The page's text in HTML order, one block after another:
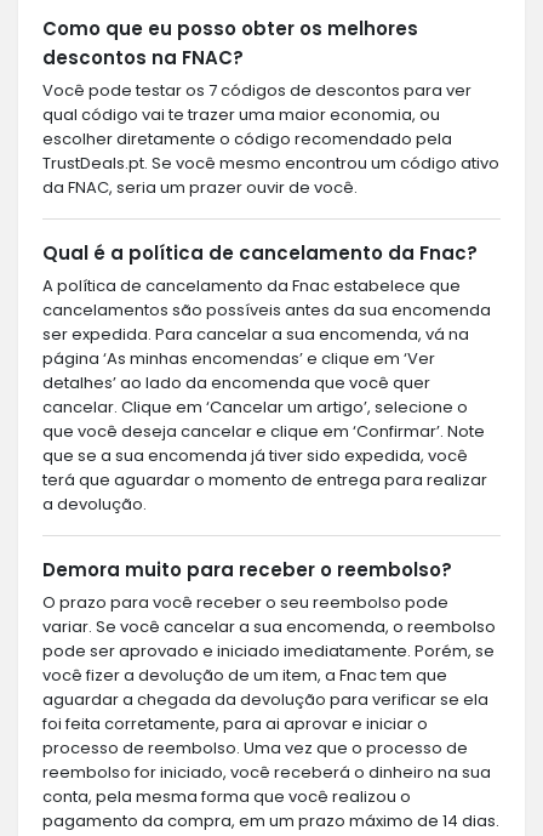
Como que eu posso obter os melhores
descontos na FNAC?
Você pode testar os 7 códigos de descontos para ver
qual código vai te trazer uma maior economia, ou
escolher diretamente o código recomendado pela
TrustDeals.pt. Se você mesmo encontrou um código ativo
da FNAC, seria um prazer ouvir de você.
Qual é a política de cancelamento da Fnac?
A política de cancelamento da Fnac estabelece que
cancelamentos são possíveis antes da sua encomenda
ser expedida. Para cancelar a sua encomenda, vá na
página ‘As minhas encomendas’ e clique em ‘Ver
detalhes’ ao lado da encomenda que você quer
cancelar. Clique em ‘Cancelar um artigo’, selecione o
que você deseja cancelar e clique em ‘Confirmar’. Note
que se a sua encomenda já tiver sido expedida, você
terá que aguardar o momento de entrega para realizar
a devolução.
Demora muito para receber o reembolso?
O prazo para você receber o seu reembolso pode
variar. Se você cancelar a sua encomenda, o reembolso
pode ser aprovado e iniciado imediatamente. Porém, se
você fizer a devolução de um item, a Fnac tem que
aguardar a chegada da devolução para verificar se ela
foi feita corretamente, para ai aprovar e iniciar o
processo de reembolso. Uma vez que o processo de
reembolso for iniciado, você receberá o dinheiro na sua
conta, pela mesma forma que você realizou o
pagamento da compra, em um prazo máximo de 14 dias.